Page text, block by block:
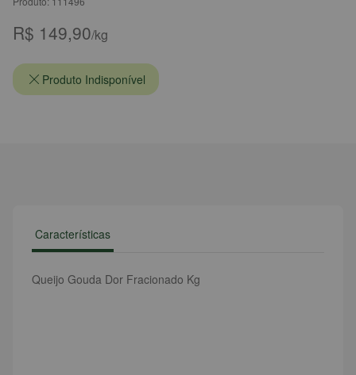
R$ 149,90/kg
Produto Indisponível
Características
Queijo Gouda Dor Fracionado Kg